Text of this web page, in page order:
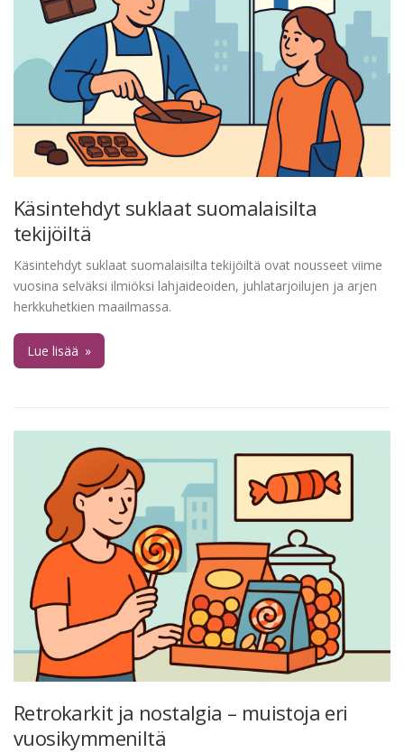
Käsintehdyt suklaat suomalaisilta
tekijöiltä
Käsintehdyt suklaat suomalaisilta tekijöiltä ovat nousseet viime
vuosina selväksi ilmiöksi lahjaideoiden, juhlatarjoilujen ja arjen
herkkuhetkien maailmassa.
Lue lisää »
Retrokarkit ja nostalgia – muistoja eri
vuosikymmeniltä